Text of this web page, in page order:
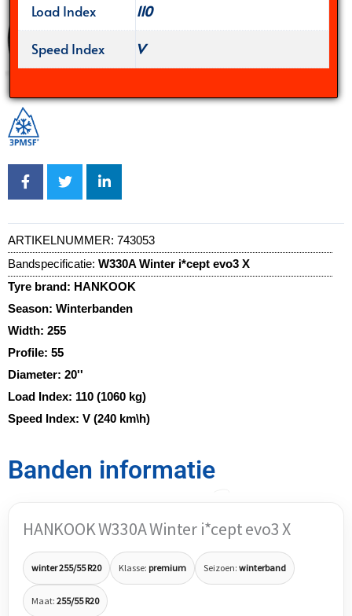
Load Index
110
Speed Index
V
ARTIKELNUMMER: 743053
Bandspecificatie: W330A Winter i*cept evo3 X
Tyre brand: HANKOOK
Season: Winterbanden
Width: 255
Profile: 55
Diameter: 20''
Load Index: 110 (1060 kg)
Speed Index: V (240 km\h)
Banden informatie
HANKOOK W330A Winter i*cept evo3 X
winter 255/55 R20 Klasse: premium Seizoen: winterband
Maat: 255/55 R20